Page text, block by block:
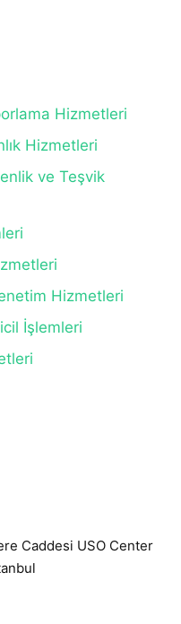
Hizmetleri
Hizmetleri
ve Teşvik
Hizmetleri
İşlemleri
Caddesi USO Center